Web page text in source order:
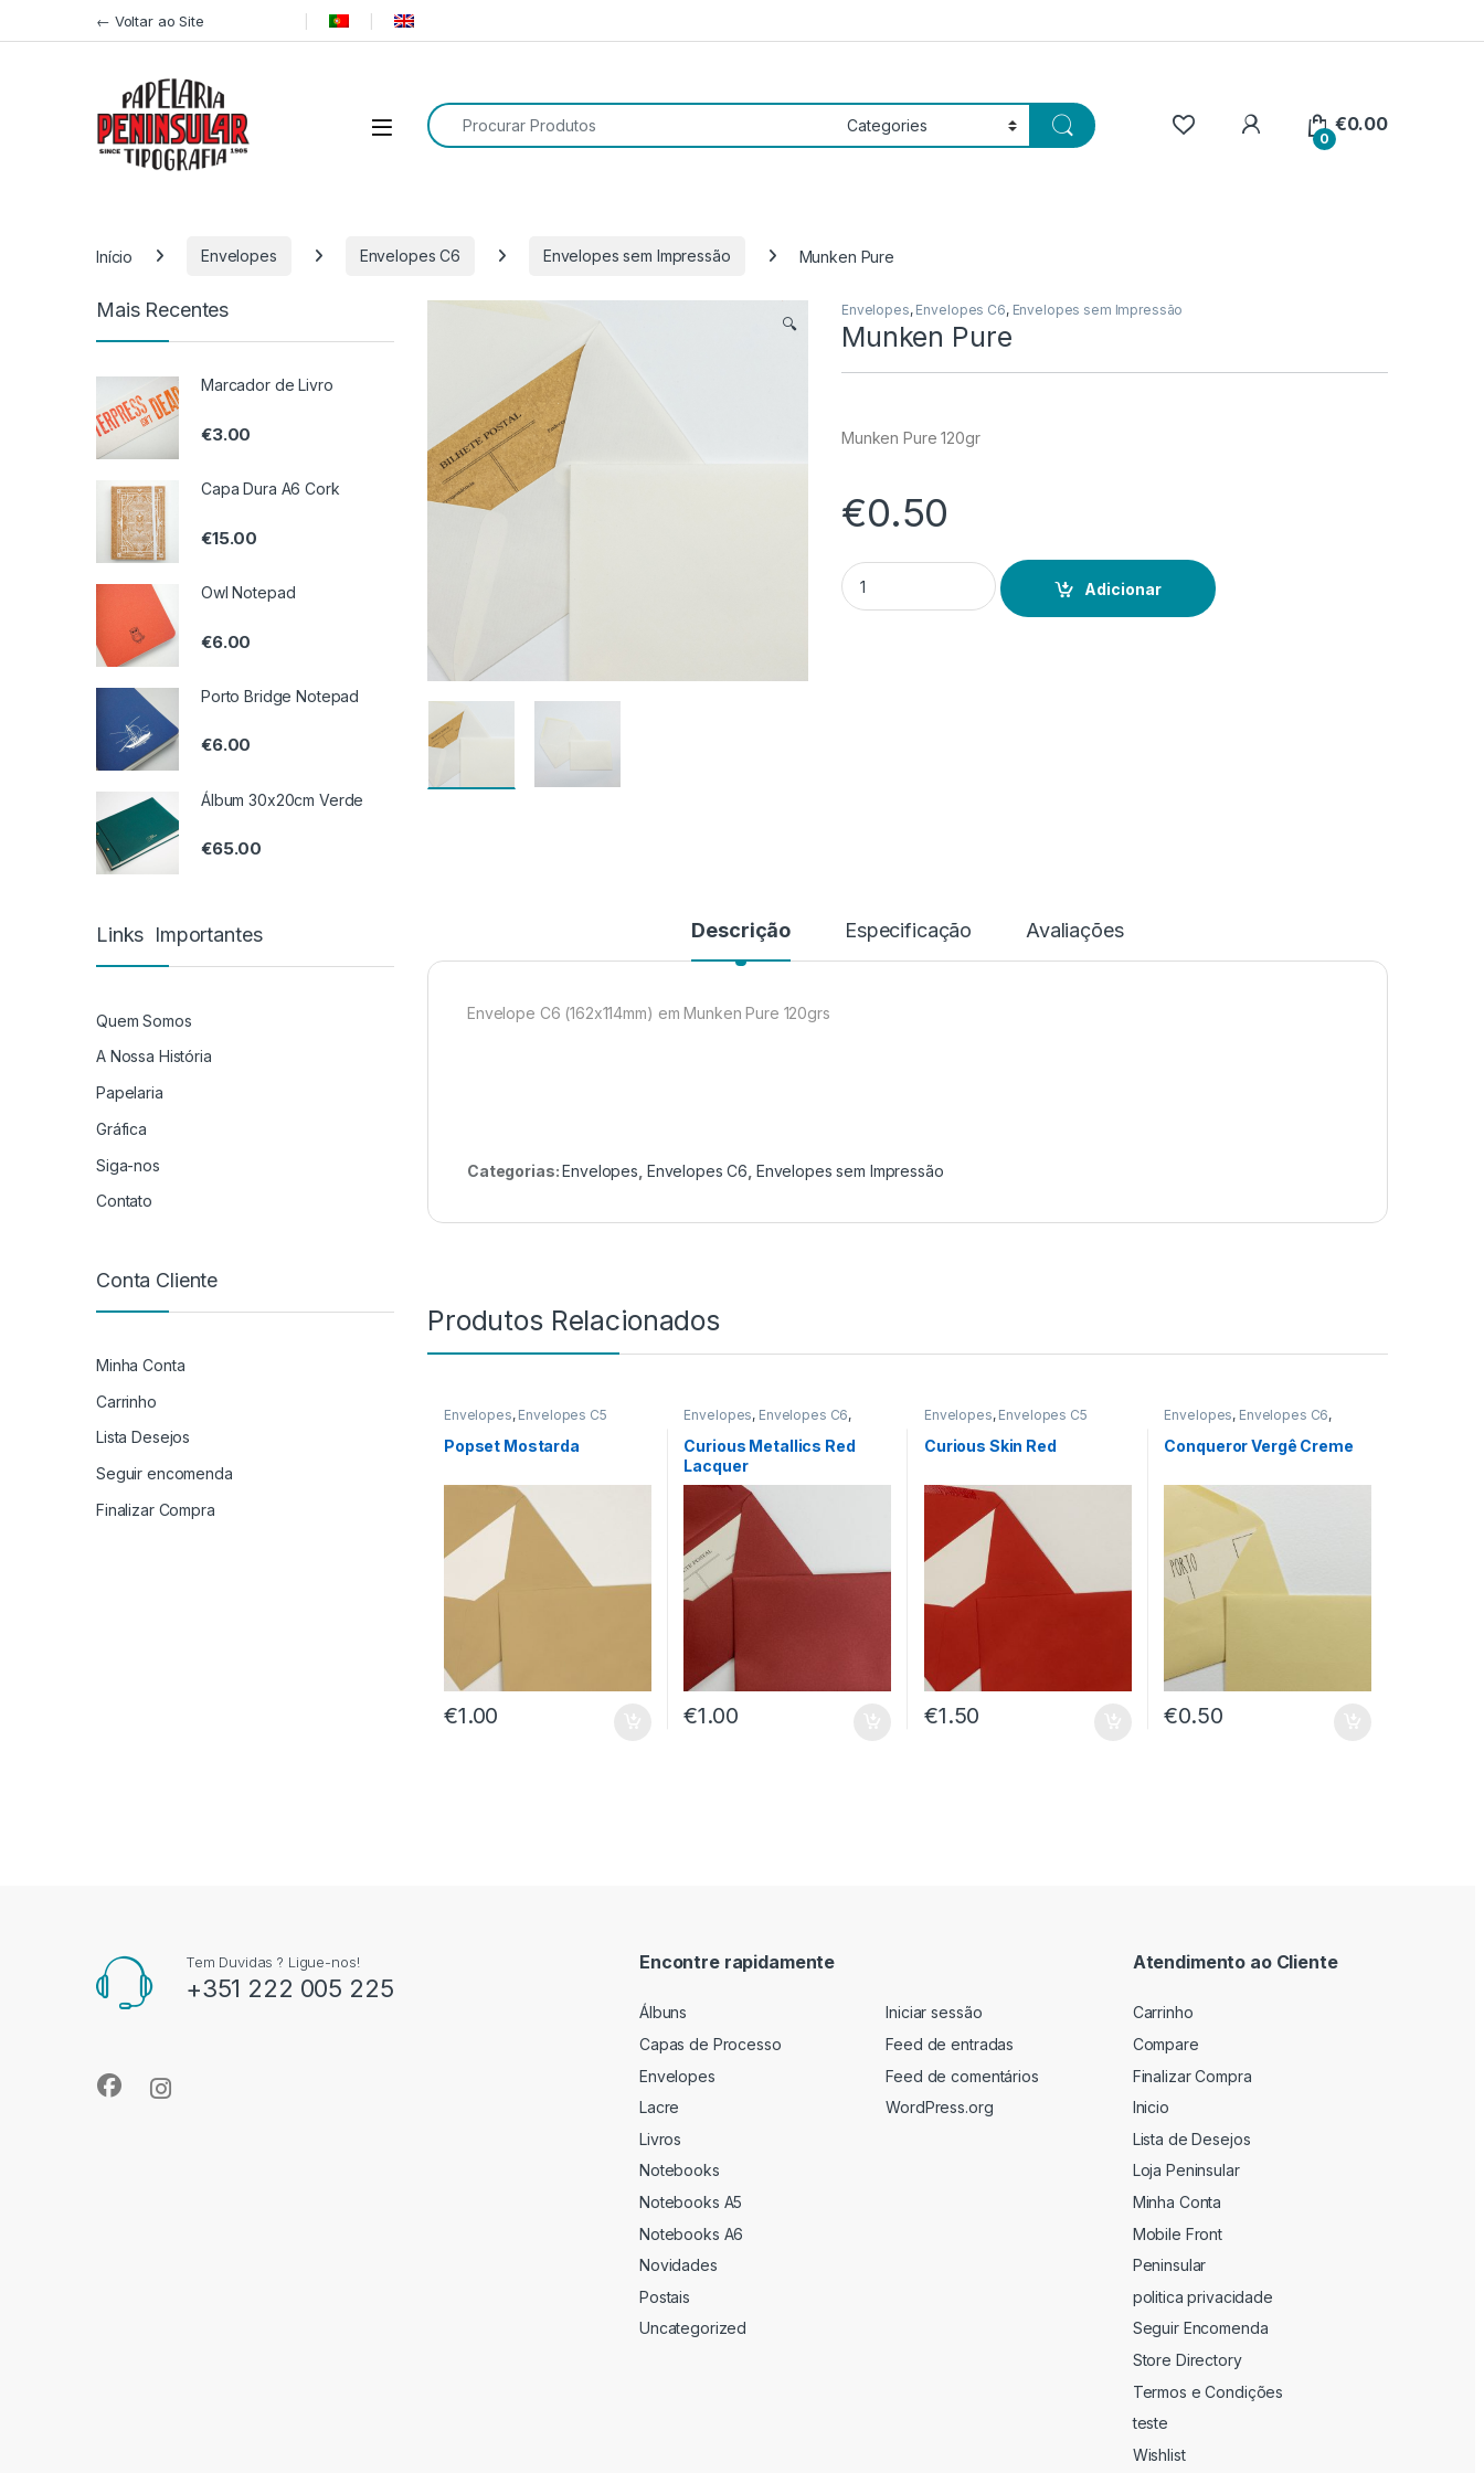
← Voltar ao Site
Procurar por:
0
€0.00
Início Envelopes Envelopes C6 Envelopes sem Impressão Munken Pure
🔍
Envelopes, Envelopes C6, Envelopes sem Impressão
Munken Pure
Munken Pure 120gr
€0.50
Quantidade de Munken Pure
Adicionar
Descrição Especificação Avaliações
Envelope C6 (162x114mm) em Munken Pure 120grs
Categorias:Envelopes Envelopes C6 Envelopes sem Impressão
Produtos Relacionados
Envelopes, Envelopes C5
Popset Mostarda
€1.00
Envelopes, Envelopes C6,
Envelopes sem Impressão
Curious Metallics Red
Lacquer
€1.00
Envelopes, Envelopes C5
Curious Skin Red
€1.50
Envelopes, Envelopes C6,
Envelopes sem Impressão
Conqueror Vergê Creme
€0.50
Mais Recentes
Marcador de Livro
€3.00
Capa Dura A6 Cork
€15.00
Owl Notepad
€6.00
Porto Bridge Notepad
€6.00
Álbum 30x20cm Verde
€65.00
Links Importantes
Quem Somos
A Nossa História
Papelaria
Gráfica
Siga-nos
Contato
Conta Cliente
Minha Conta
Carrinho
Lista Desejos
Seguir encomenda
Finalizar Compra
Tem Duvidas ? Ligue-nos!
+351 222 005 225
Encontre rapidamente
Álbuns
Capas de Processo
Envelopes
Lacre
Livros
Notebooks
Notebooks A5
Notebooks A6
Novidades
Postais
Uncategorized
Iniciar sessão
Feed de entradas
Feed de comentários
WordPress.org
Atendimento ao Cliente
Carrinho
Compare
Finalizar Compra
Inicio
Lista de Desejos
Loja Peninsular
Minha Conta
Mobile Front
Peninsular
politica privacidade
Seguir Encomenda
Store Directory
Termos e Condições
teste
Wishlist